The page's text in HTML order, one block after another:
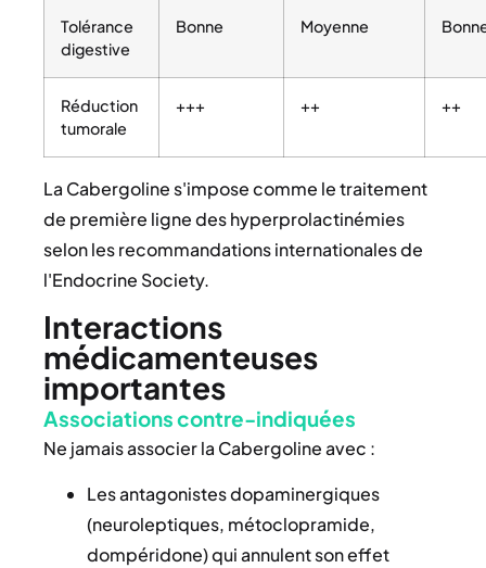
Tolérance
digestive
Bonne Moyenne
Réduction
tumorale
+++ ++ ++
La Cabergoline s'impose comme le traitement
de première ligne des hyperprolactinémies
selon les recommandations internationales de
l'Endocrine Society.
Interactions
médicamenteuses
importantes
Associations contre-indiquées
Ne jamais associer la Cabergoline avec :
Les antagonistes dopaminergiques
(neuroleptiques, métoclopramide,
dompéridone) qui annulent son effet